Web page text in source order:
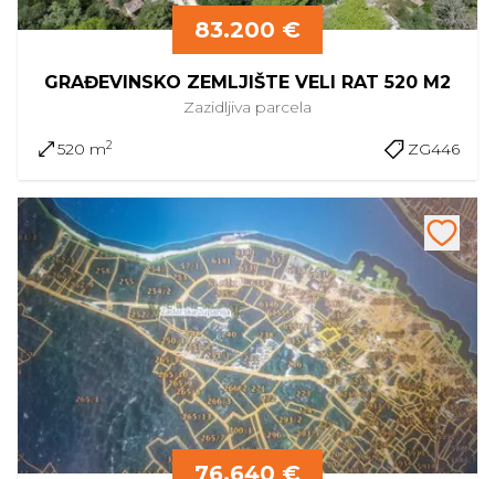
83.200 €
GRAĐEVINSKO ZEMLJIŠTE VELI RAT 520 M2
Zazidljiva parcela
520 m2 ZG446
76.640 €